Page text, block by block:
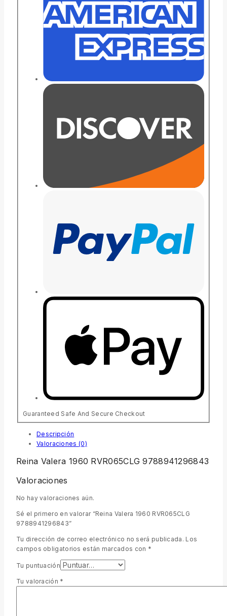
Guaranteed Safe And Secure Checkout
Descripción
Valoraciones (0)
Reina Valera 1960 RVR065CLG 9788941296843
Valoraciones
No hay valoraciones aún.
Sé el primero en valorar “Reina Valera 1960 RVR065CLG
9788941296843”
Tu dirección de correo electrónico no será publicada. Los
campos obligatorios están marcados con *
Tu puntuación
Tu valoración *